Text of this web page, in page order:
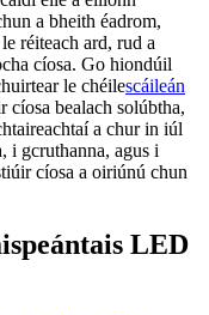
a bheith éadrom,
réiteach ard, rud a
cíosa. Go hiondúil
le chéilescáileán
cíosa bealach solúbtha,
a chur in iúl
i gcruthanna, agus i
cíosa a oiriúnú chun
LED